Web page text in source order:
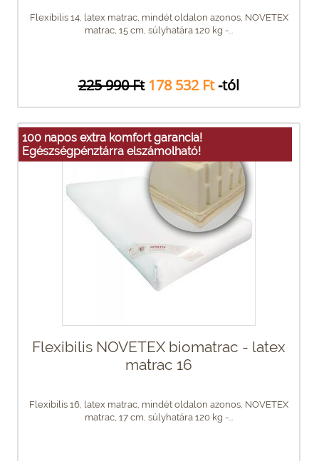
Flexibilis 14, latex matrac, mindét oldalon azonos, NOVETEX
matrac, 15 cm, súlyhatára 120 kg -...
225 990 Ft 178 532 Ft-tól
100 napos extra komfort garancia!
Egészségpénztárra elszámolható!
Flexibilis NOVETEX biomatrac - latex
matrac 16
Flexibilis 16, latex matrac, mindét oldalon azonos, NOVETEX
matrac, 17 cm, súlyhatára 120 kg -...